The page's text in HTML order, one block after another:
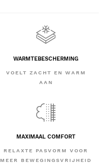
WARMTEBESCHERMING
VOELT ZACHT EN WARM
AAN
MAXIMAAL COMFORT
RELAXTE PASVORM VOOR
MEER BEWEGINGSVRIJHEID